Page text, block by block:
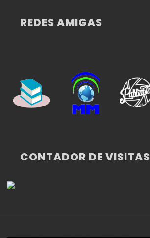
REDES AMIGAS
CONTADOR DE VISITAS